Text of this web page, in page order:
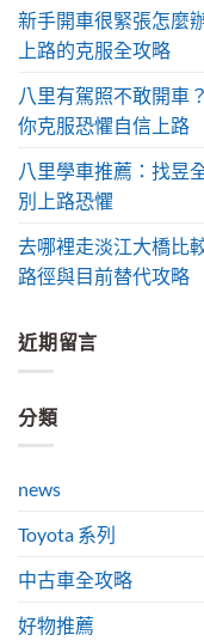
新手開車很緊張怎麼
上路的克服全攻略
八里有駕照不敢開車
你克服恐懼自信上路
八里學車推薦：找昱
別上路恐懼
去哪裡走淡江大橋比
路徑與目前替代攻略
近期留言
分類
news
Toyota 系列
中古車全攻略
好物推薦